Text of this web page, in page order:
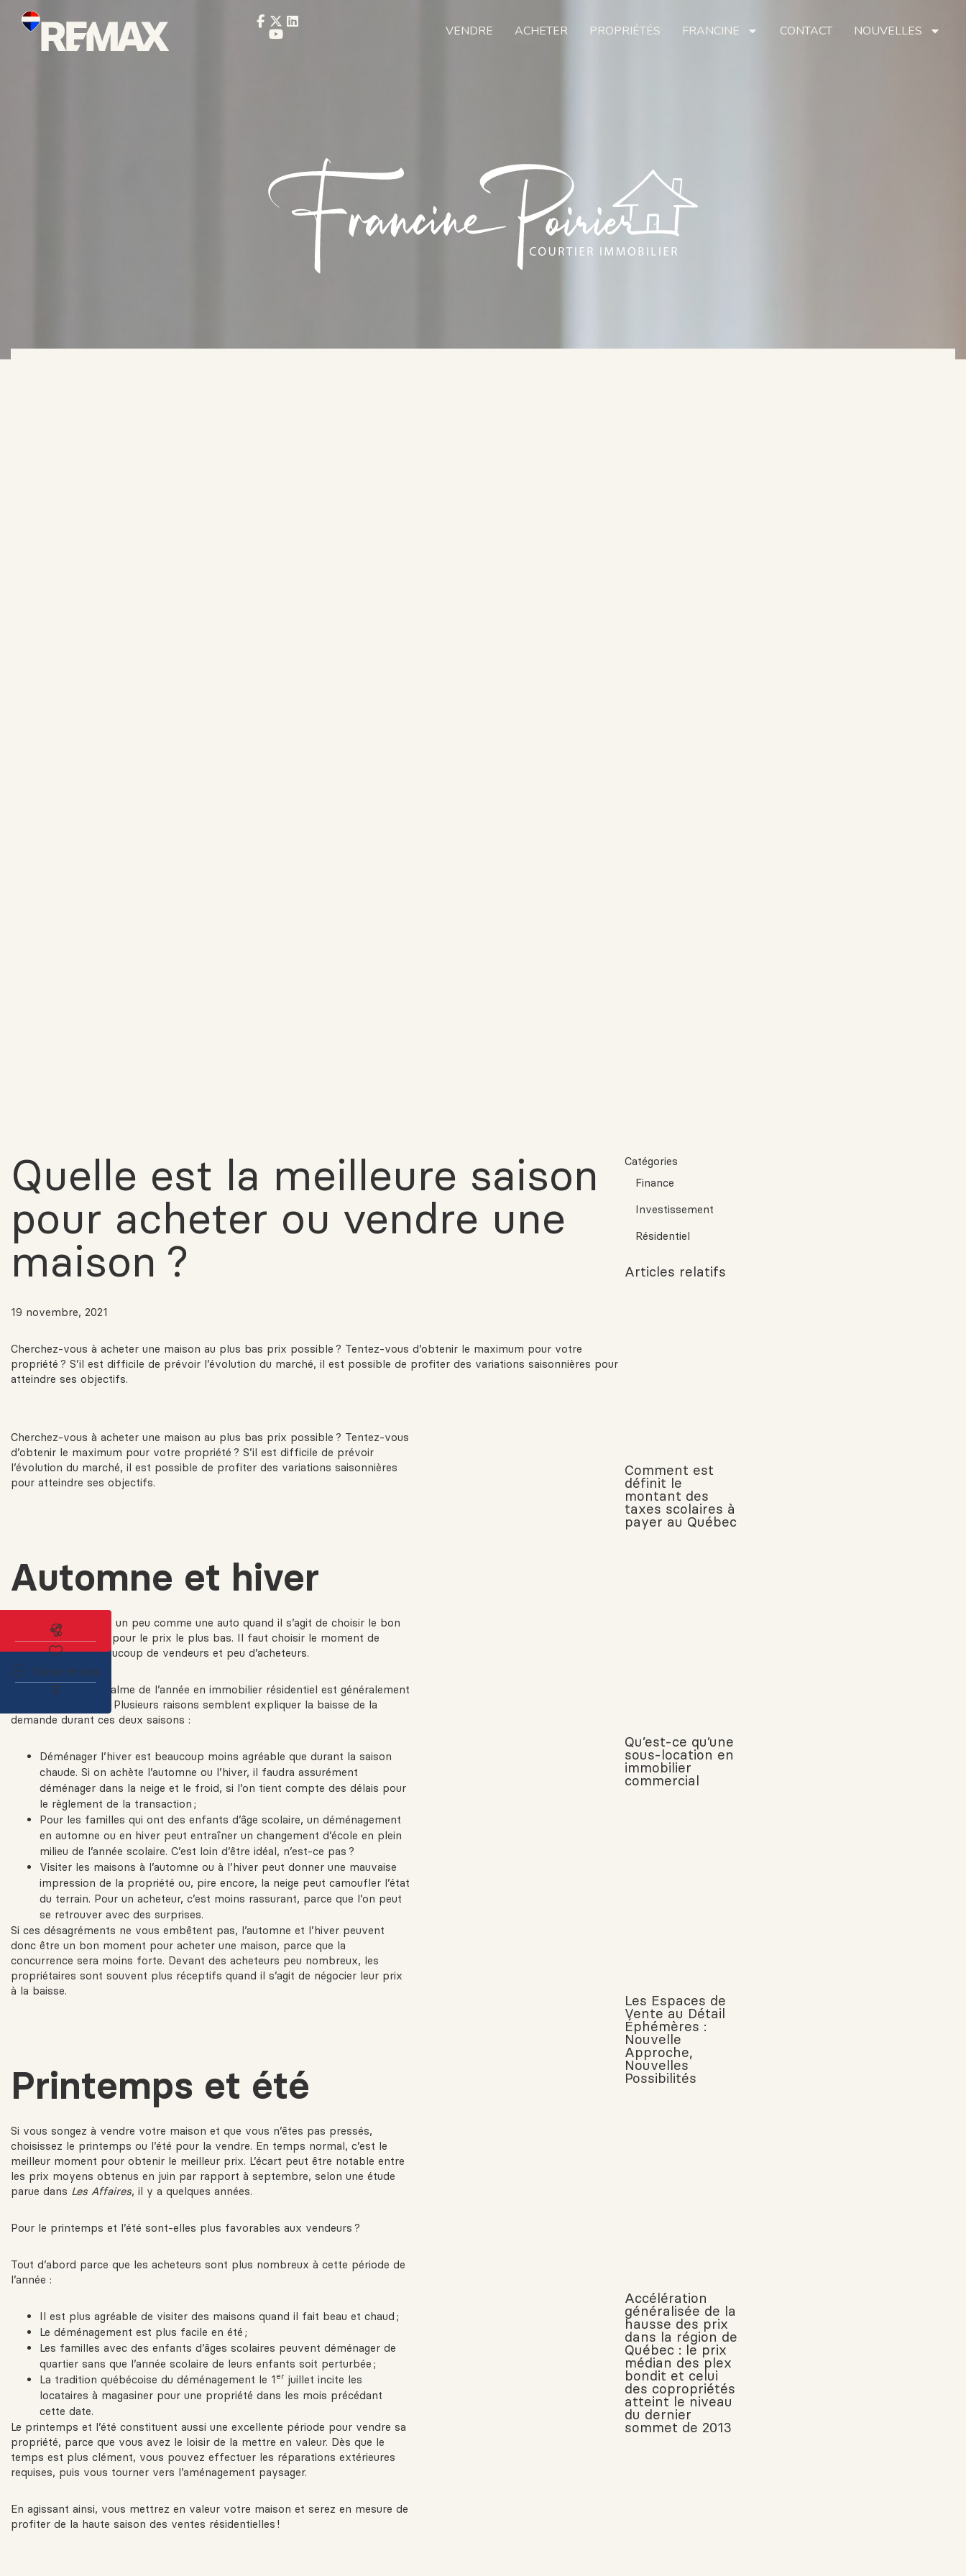
VENDRE ACHETER PROPRIÉTÉS FRANCINE CONTACT NOUVELLES
Quelle est la meilleure saison
pour acheter ou vendre une
maison ?
19 novembre, 2021
Cherchez-vous à acheter une maison au plus bas prix possible ? Tentez-vous d’obtenir le maximum pour votre
propriété ? S’il est difficile de prévoir l’évolution du marché, il est possible de profiter des variations saisonnières pour
atteindre ses objectifs.
Cherchez-vous à acheter une maison au plus bas prix possible ? Tentez-vous
d’obtenir le maximum pour votre propriété ? S’il est difficile de prévoir
l’évolution du marché, il est possible de profiter des variations saisonnières
pour atteindre ses objectifs.
Automne et hiver
Une propriété, c’est un peu comme une auto quand il s’agit de choisir le bon
moment de l’année pour le prix le plus bas. Il faut choisir le moment de
l’année où il y a beaucoup de vendeurs et peu d’acheteurs.
La période la plus calme de l’année en immobilier résidentiel est généralement
l’automne et l’hiver. Plusieurs raisons semblent expliquer la baisse de la
demande durant ces deux saisons :
Déménager l’hiver est beaucoup moins agréable que durant la saison
chaude. Si on achète l’automne ou l’hiver, il faudra assurément
déménager dans la neige et le froid, si l’on tient compte des délais pour
le règlement de la transaction ;
Pour les familles qui ont des enfants d’âge scolaire, un déménagement
en automne ou en hiver peut entraîner un changement d’école en plein
milieu de l’année scolaire. C’est loin d’être idéal, n’est-ce pas ?
Visiter les maisons à l’automne ou à l’hiver peut donner une mauvaise
impression de la propriété ou, pire encore, la neige peut camoufler l’état
du terrain. Pour un acheteur, c’est moins rassurant, parce que l’on peut
se retrouver avec des surprises.
Si ces désagréments ne vous embêtent pas, l’automne et l’hiver peuvent
donc être un bon moment pour acheter une maison, parce que la
concurrence sera moins forte. Devant des acheteurs peu nombreux, les
propriétaires sont souvent plus réceptifs quand il s’agit de négocier leur prix
à la baisse.
Printemps et été
Si vous songez à vendre votre maison et que vous n’êtes pas pressés,
choisissez le printemps ou l’été pour la vendre. En temps normal, c’est le
meilleur moment pour obtenir le meilleur prix. L’écart peut être notable entre
les prix moyens obtenus en juin par rapport à septembre, selon une étude
parue dans Les Affaires, il y a quelques années.
Pour le printemps et l’été sont-elles plus favorables aux vendeurs ?
Tout d’abord parce que les acheteurs sont plus nombreux à cette période de
l’année :
Il est plus agréable de visiter des maisons quand il fait beau et chaud ;
Le déménagement est plus facile en été ;
Les familles avec des enfants d’âges scolaires peuvent déménager de
quartier sans que l’année scolaire de leurs enfants soit perturbée ;
La tradition québécoise du déménagement le 1 er juillet incite les
locataires à magasiner pour une propriété dans les mois précédant
cette date.
Le printemps et l’été constituent aussi une excellente période pour vendre sa
propriété, parce que vous avez le loisir de la mettre en valeur. Dès que le
temps est plus clément, vous pouvez effectuer les réparations extérieures
requises, puis vous tourner vers l’aménagement paysager.
En agissant ainsi, vous mettrez en valeur votre maison et serez en mesure de
profiter de la haute saison des ventes résidentielles !
Catégories
Finance
Investissement
Résidentiel
Articles relatifs
Comment est
définit le
montant des
taxes scolaires à
payer au Québec
Qu’est-ce qu’une
sous-location en
immobilier
commercial
Les Espaces de
Vente au Détail
Éphémères :
Nouvelle
Approche,
Nouvelles
Possibilités
Accélération
généralisée de la
hausse des prix
dans la région de
Québec : le prix
médian des plex
bondit et celui
des copropriétés
atteint le niveau
du dernier
sommet de 2013
Abonnez-vous à l'alerte immobilière
View more